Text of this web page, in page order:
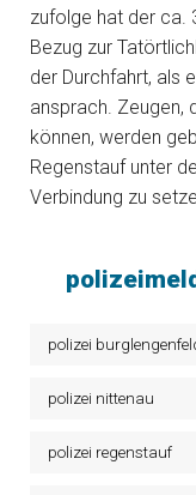
zufolge hat der ca.
Bezug zur
der Durchfahrt, als
ansprach. Zeugen,
können, werden
Regenstauf unter
Verbindung zu
polizei
polizei nittenau
polizei regenstauf